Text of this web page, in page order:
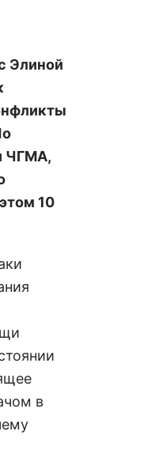
Элиной
ЧГМА,
10
в